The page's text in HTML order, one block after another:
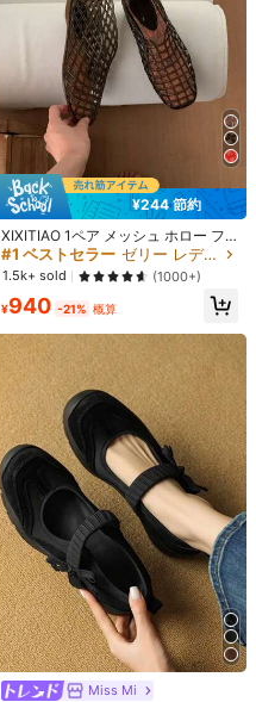
ットシューズ、ソフトボトム ファッ
ションフラットシューズ、尖った つ
ま先 エレガントシューズ、春秋 カジ
ュアル スリッポン 多用途
2,005 -2% 概算
¥373 節約
CUCCOO DOLLMOD
CUCCOO DOLLMOD 女性用かわい
くエレガントなドット柄 マリージェ
ーン フラットシューズ ダブルリボン
付き
#1 ベストセラー ジオメトリック 女性用フラット
1.5k+ sold
¥1,583 -19% 概算
¥244 節約
XIXITIAO 1ペア メッシュ ホロー フ
ァッション快適ゼリーサンダル、閉
じた つま先 フラットシューズ、ニッ
チデザイン ゼリーシューズ、メッシ
ュ フラット スリッポン ソフトボト
ム シューズ アウトドア、バケーショ
ン向け
#1 ベストセラー ゼリー レディースフラットシューズ
1.5k+ sold (1000+)
¥940 -21% 概算
Miss Mi